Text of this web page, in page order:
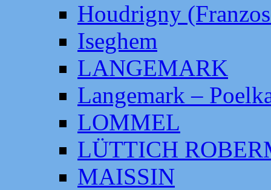
Houdrigny
Iseghem
LANGEMARK
Langemark –
LOMMEL
LÜTTICH
MAISSIN